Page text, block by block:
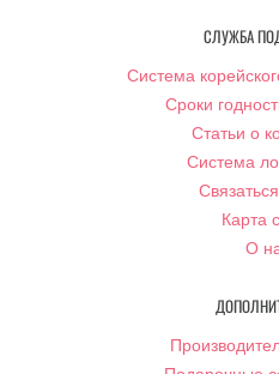
СЛУЖБА
Система
Сроки
Статьи о
Система
Карта
О